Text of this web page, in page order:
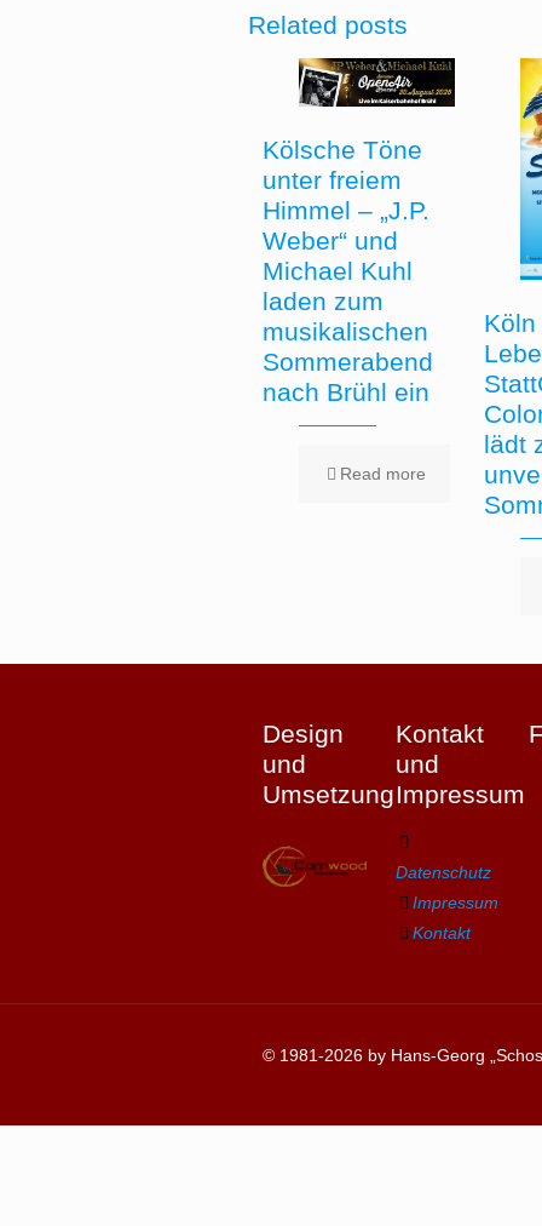
Related posts
Kölsche Töne
unter freiem
Himmel – „J.P.
Weber“ und
Michael Kuhl
laden zum
musikalischen
Sommerabend
nach Brühl ein
Read more
lädt
Design
und
Umsetzung
Kontakt
und
Impressum
Datenschutz
Impressum
Kontakt
© 1981-2026 by Hans-Georg